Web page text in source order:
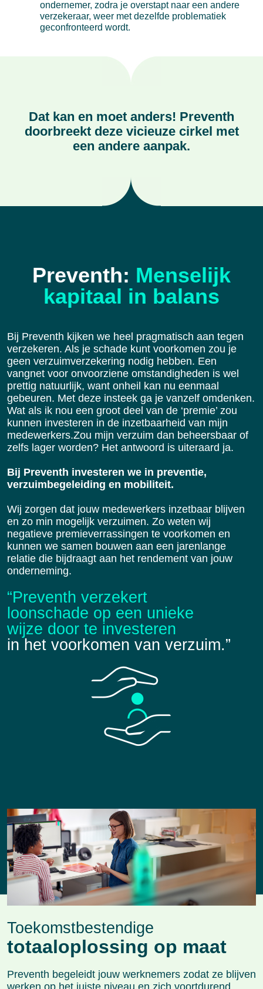
ondernemer, zodra je overstapt naar een andere
verzekeraar, weer met dezelfde problematiek
geconfronteerd wordt.
Dat kan en moet anders! Preventh
doorbreekt deze vicieuze cirkel met
een andere aanpak.
Preventh: Menselijk
kapitaal in balans
Bij Preventh kijken we heel pragmatisch aan tegen
verzekeren. Als je schade kunt voorkomen zou je
geen verzuimverzekering nodig hebben. Een
vangnet voor onvoorziene omstandigheden is wel
prettig natuurlijk, want onheil kan nu eenmaal
gebeuren. Met deze insteek ga je vanzelf omdenken.
Wat als ik nou een groot deel van de ‘premie’ zou
kunnen investeren in de inzetbaarheid van mijn
medewerkers.Zou mijn verzuim dan beheersbaar of
zelfs lager worden? Het antwoord is uiteraard ja.
Bij Preventh investeren we in preventie,
verzuimbegeleiding en mobiliteit.
Wij zorgen dat jouw medewerkers inzetbaar blijven
en zo min mogelijk verzuimen. Zo weten wij
negatieve premieverrassingen te voorkomen en
kunnen we samen bouwen aan een jarenlange
relatie die bijdraagt aan het rendement van jouw
onderneming.
“Preventh verzekert
loonschade op een unieke
wijze door te investeren
in het voorkomen van verzuim.”
Toekomstbestendige
totaaloplossing op maat
Preventh begeleidt jouw werknemers zodat ze blijven